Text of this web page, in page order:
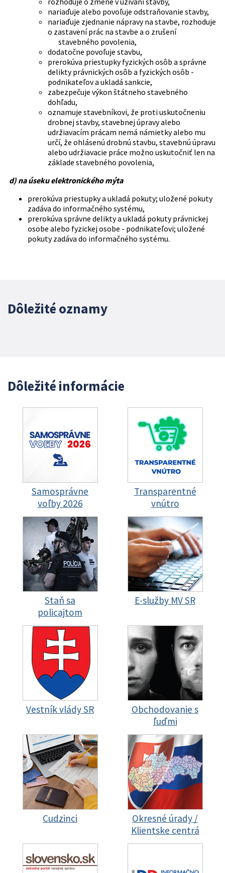
nariaďuje alebo povoľuje odstraňovanie stavby,
nariaďuje zjednanie nápravy na stavbe, rozhoduje
o zastavení prác na stavbe a o zrušení
stavebného povolenia,
dodatočne povoľuje stavbu,
prerokúva priestupky fyzických osôb a správne
delikty právnických osôb a fyzických osôb -
podnikateľov a ukladá sankcie,
zabezpečuje výkon štátneho stavebného
dohľadu,
oznamuje stavebníkovi, že proti uskutočneniu
drobnej stavby, stavebnej úpravy alebo
udržiavacím prácam nemá námietky alebo mu
určí, že ohlásenú drobnú stavbu, stavebnú úpravu
alebo udržiavacie práce možno uskutočniť len na
základe stavebného povolenia,
d) na úseku elektronického mýta
prerokúva priestupky a ukladá pokuty; uložené pokuty
zadáva do informačného systému,
prerokúva správne delikty a ukladá pokuty právnickej
osobe alebo fyzickej osobe - podnikateľovi; uložené
pokuty zadáva do informačného systému.
Dôležité oznamy
Dôležité informácie
Samosprávne
voľby 2026
Transparentné
vnútro
Staň sa
policajtom
E-služby MV SR
Vestník vlády SR
Obchodovanie s
ľuďmi
Cudzinci
Okresné úrady /
Klientske centrá